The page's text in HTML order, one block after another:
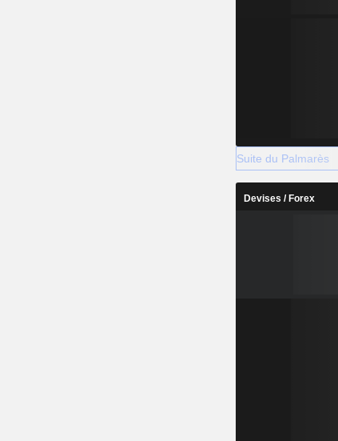
Suite du Palmarès
Devises / Forex